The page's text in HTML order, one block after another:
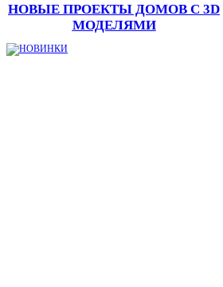
НОВЫЕ ПРОЕКТЫ ДОМОВ С 3D
МОДЕЛЯМИ